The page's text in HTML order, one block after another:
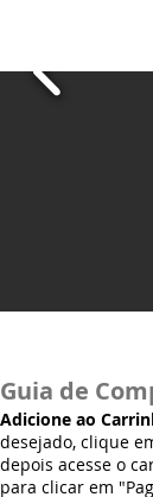
Guia de
Adicione ao
desejado, clique
depois acesse o
para clicar em